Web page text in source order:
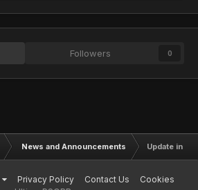
Followers 0
News and Announcements Update in
Privacy Policy Contact Us
Cookies